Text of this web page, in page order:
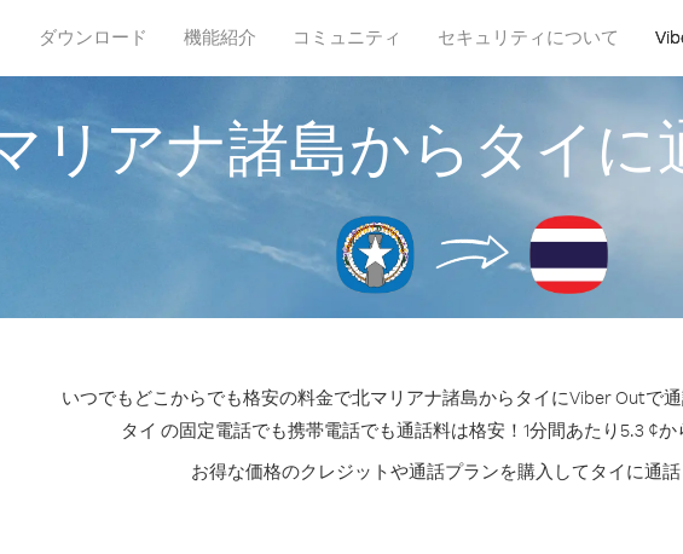
ダウンロード 機能紹介 コミュニティ セキュリティについて
リアナ諸島からタイに
いつでもどこからでも格安の料金で北マリアナ諸島からタイにViber Outで通
タイ の固定電話でも携帯電話でも通話料は格安！1分間あたり5.3 ¢か
お得な価格のクレジットや通話プランを購入してタイに通話